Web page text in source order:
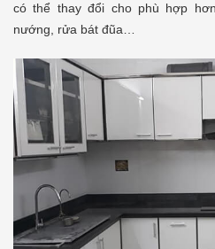
có thể thay đổi cho phù hợp
nướng, rửa bát đũa…